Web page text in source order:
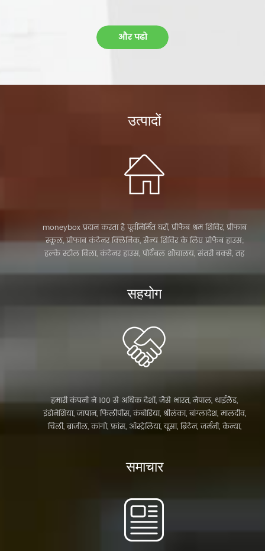
रिज़ॉर्ट के लिए पोर्टेबल शौचालय पोर्टेबल शौचालयों के लिए, उन्हें
किराए पर पोर्टेबल शौचालय के रूप में बेचा या उपयोग किया जा
और पढो
उत्पादों
moneybox प्रदान करता है पूर्वनिर्मित घरों, प्रीफैब श्रम शिविर, प्रीफाब
स्कूल, प्रीफाब कंटेनर क्लिनिक, सैन्य शिविर के लिए प्रीफैब हाउस;
हल्के स्टील विला, कंटेनर हाउस, पोर्टेबल शौचालय, संतरी बक्से, तह
और इस्पात संरचना गोदाम, इस्पात संरचना कार्यशाला, आदि।...
सहयोग
हमारी कंपनी ने 100 से अधिक देशों, जैसे भारत, नेपाल, थाईलैंड,
इंडोनेशिया, जापान, फिलीपींस, कंबोडिया, श्रीलंका, बांग्लादेश, मालदीव,
चिली, ब्राजील, कांगो, फ्रांस, ऑस्ट्रेलिया, यूसा, ब्रिटेन, जर्मनी, केन्या,
की तलाश कर रहे हैं हम यह सुनिश्चित कर रहे हैं कि पैसे के साथ हाथ
समाचार